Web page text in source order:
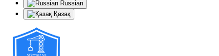
Russian
Қазақ